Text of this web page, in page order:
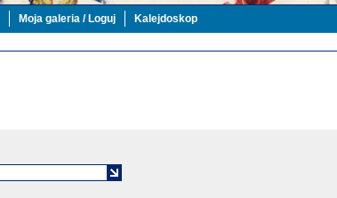
Moja galeria / Loguj Kalejdoskop